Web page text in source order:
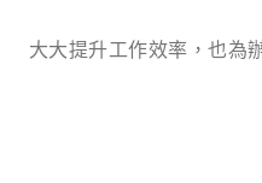
大大提升工作效率，也為